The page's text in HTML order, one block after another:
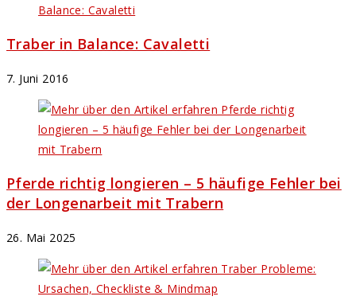
Traber in Balance: Cavaletti
7. Juni 2016
Pferde richtig longieren – 5 häufige Fehler bei
der Longenarbeit mit Trabern
26. Mai 2025